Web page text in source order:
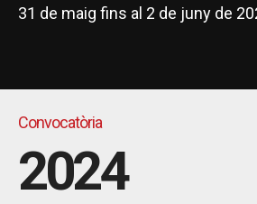
31 de maig fins al 2 de juny de
Convocatòria
2024